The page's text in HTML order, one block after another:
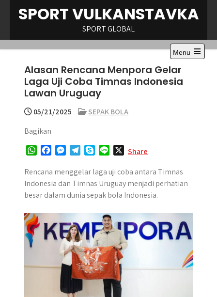
SPORT VULKANSTAVKA
SPORT GLOBAL
Menu
Open
Alasan Rencana Menpora Gelar
Laga Uji Coba Timnas Indonesia
Lawan Uruguay
05/21/2025
SEPAK BOLA
Bagikan
W
a
t
s
p
p
c
e
b
o
k
s
s
e
g
e
r
l
e
g
m
y
p
e
n
e
Share
Rencana menggelar laga uji coba antara Timnas
Indonesia dan Timnas Uruguay menjadi perhatian
besar dalam dunia sepak bola Indonesia.